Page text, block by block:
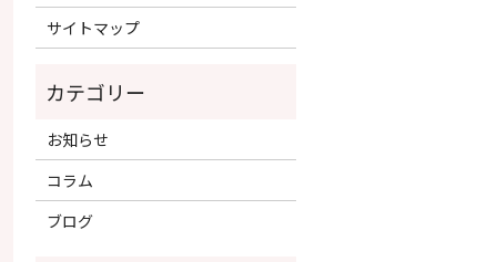
サイトマップ
お知らせ
コラム
ブログ